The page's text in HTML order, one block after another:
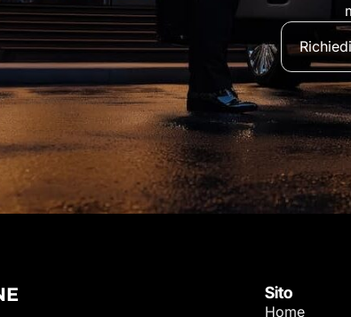
Sito
Home